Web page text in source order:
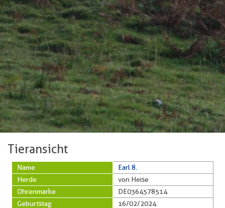
Tieransicht
Name
Earl 8.
Herde
von Heise
Ohrenmarke
DE0364578514
Geburtstag
16/02/2024